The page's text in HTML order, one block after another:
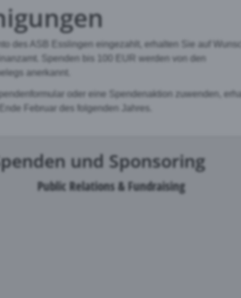
des ASB Esslingen eingezahlt, erhalten Sie auf
Spenden bis 100 EUR werden von den
anerkannt.
oder eine Spendenaktion zuwenden,
Februar des folgenden Jahres.
und Sponsoring
Public Relations & Fundraising